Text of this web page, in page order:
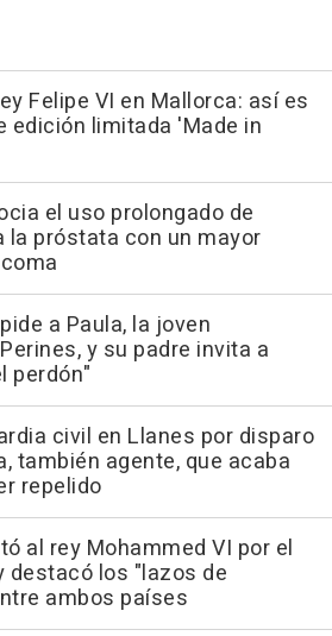
Felipe VI en Mallorca: así es
edición limitada 'Made in
el uso prolongado de
la próstata con un mayor
a Paula, la joven
y su padre invita a
perdón"
civil en Llanes por disparo
también agente, que acaba
repelido
al rey Mohammed VI por el
destacó los "lazos de
ambos países